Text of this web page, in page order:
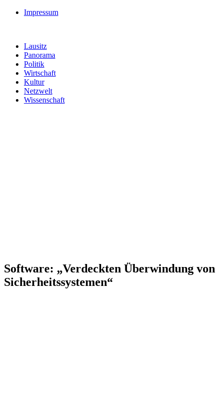
Impressum
Lausitz
Panorama
Politik
Wirtschaft
Kultur
Netzwelt
Wissenschaft
Software: „Verdeckten Überwindung von
Sicherheitssystemen“